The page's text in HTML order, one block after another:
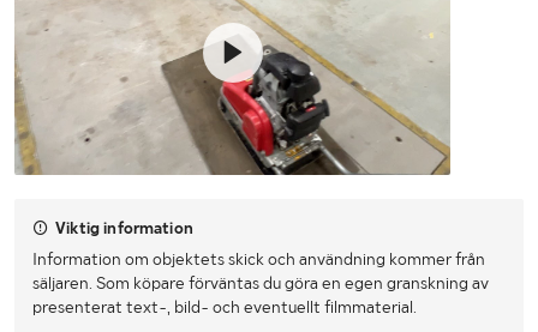
Viktig information
Information om objektets skick och användning kommer från
säljaren. Som köpare förväntas du göra en egen granskning av
presenterat text-, bild- och eventuellt filmmaterial.